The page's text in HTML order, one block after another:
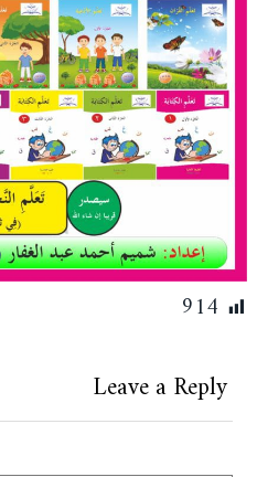
914
Leave a Reply